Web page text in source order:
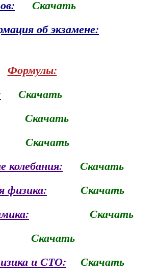
Скачать
об экзамене:
Формулы:
Скачать
Скачать
Скачать
колебания:
Скачать
физика:
Скачать
Скачать
Скачать
и СТО:
Скачать